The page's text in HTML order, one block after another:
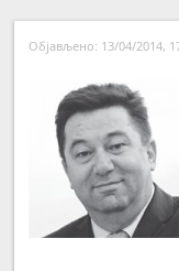
инвестицијама
Објављено: 13/04/2014,